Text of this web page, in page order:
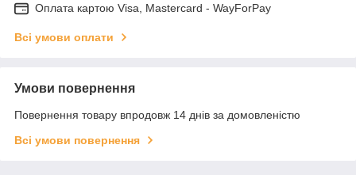
Оплата картою Visa, Mastercard - WayForPay
Всі умови оплати
Умови повернення
Повернення товару впродовж 14 днів за домовленістю
Всі умови повернення